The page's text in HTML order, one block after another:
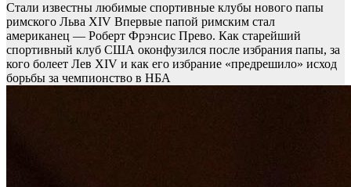
Стали известны любимые спортивные клубы нового папы
римского Льва XIV Впервые папой римским стал
американец — Роберт Фрэнсис Прево. Как старейший
спортивный клуб США оконфузился после избрания папы, за
кого болеет Лев XIV и как его избрание «предрешило» исход
борьбы за чемпионство в НБА